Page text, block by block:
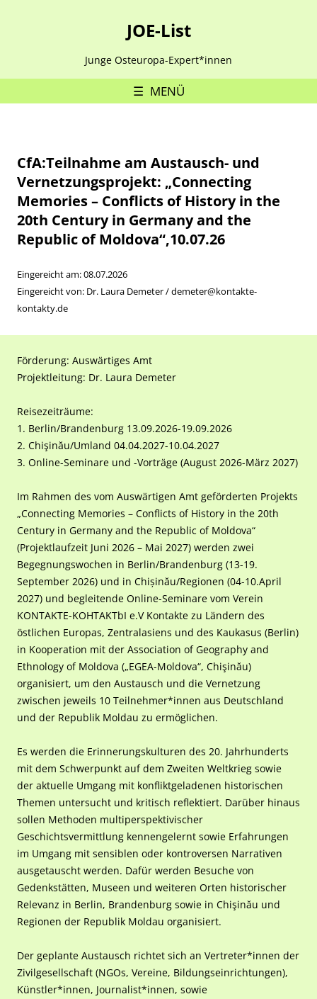
JOE-List
Junge Osteuropa-Expert*innen
MENÜ
CfA:Teilnahme am Austausch- und
Vernetzungsprojekt: „Connecting
Memories – Conflicts of History in the
20th Century in Germany and the
Republic of Moldova“,10.07.26
Eingereicht am: 08.07.2026
Eingereicht von: Dr. Laura Demeter / demeter@kontakte-
kontakty.de
Förderung: Auswärtiges Amt
Projektleitung: Dr. Laura Demeter
Reisezeiträume:
1. Berlin/Brandenburg 13.09.2026-19.09.2026
2. Chişinău/Umland 04.04.2027-10.04.2027
3. Online-Seminare und -Vorträge (August 2026-März 2027)
Im Rahmen des vom Auswärtigen Amt geförderten Projekts
„Connecting Memories – Conflicts of History in the 20th
Century in Germany and the Republic of Moldova“
(Projektlaufzeit Juni 2026 – Mai 2027) werden zwei
Begegnungswochen in Berlin/Brandenburg (13-19.
September 2026) und in Chișinău/Regionen (04-10.April
2027) und begleitende Online-Seminare vom Verein
KONTAKTE-KOHTAKTbI e.V Kontakte zu Ländern des
östlichen Europas, Zentralasiens und des Kaukasus (Berlin)
in Kooperation mit der Association of Geography and
Ethnology of Moldova („EGEA-Moldova“, Chişinău)
organisiert, um den Austausch und die Vernetzung
zwischen jeweils 10 Teilnehmer*innen aus Deutschland
und der Republik Moldau zu ermöglichen.
Es werden die Erinnerungskulturen des 20. Jahrhunderts
mit dem Schwerpunkt auf dem Zweiten Weltkrieg sowie
der aktuelle Umgang mit konfliktgeladenen historischen
Themen untersucht und kritisch reflektiert. Darüber hinaus
sollen Methoden multiperspektivischer
Geschichtsvermittlung kennengelernt sowie Erfahrungen
im Umgang mit sensiblen oder kontroversen Narrativen
ausgetauscht werden. Dafür werden Besuche von
Gedenkstätten, Museen und weiteren Orten historischer
Relevanz in Berlin, Brandenburg sowie in Chişinău und
Regionen der Republik Moldau organisiert.
Der geplante Austausch richtet sich an Vertreter*innen der
Zivilgesellschaft (NGOs, Vereine, Bildungseinrichtungen),
Künstler*innen, Journalist*innen, sowie